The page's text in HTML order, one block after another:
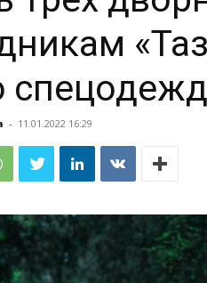
- 11.01.2022 16:29